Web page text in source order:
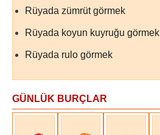
Rüyada zümrüt görmek
Rüyada koyun kuyruğu görmek
Rüyada rulo görmek
GÜNLÜK BURÇLAR